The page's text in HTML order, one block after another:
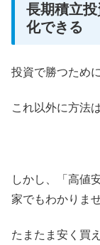
長期積立
化できる
投資で勝つため
これ以外に方法
しかし、「高値
家でもわかりませ
たまたま安く買